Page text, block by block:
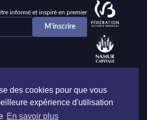
informé et inspiré en premier
des cookies pour que vous
expérience d'utilisation
En savoir plus